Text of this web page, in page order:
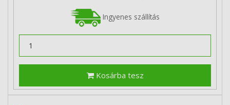
Ingyenes szállítás
Kosárba tesz